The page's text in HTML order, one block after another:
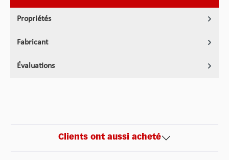
Propriétés
Fabricant
Évaluations
Clients ont aussi acheté